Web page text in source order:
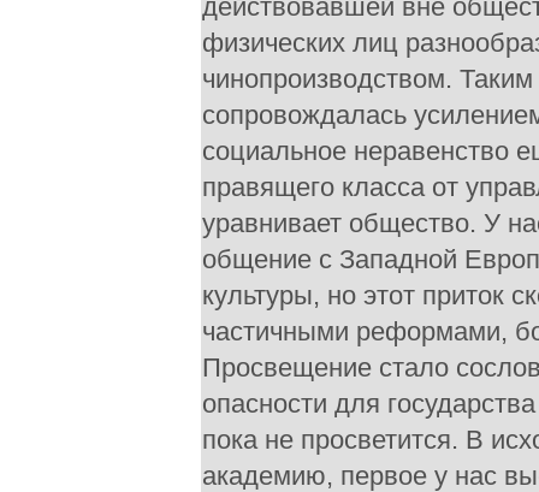
действовавшей вне
физических лиц
чинопроизводством.
сопровождалась
социальное неравенство
правящего класса от
уравнивает общество. У
общение с Западной
культуры, но этот приток
частичными реформами,
Просвещение стало
опасности для
пока не просветится. В
академию, первое у нас